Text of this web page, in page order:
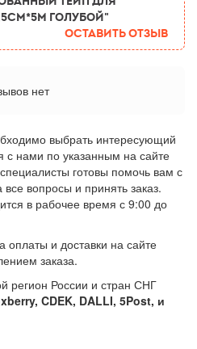
голубой"
Оставить отзыв
нет
выбрать интересующий
с нами по указанным на сайте
готовы помочь вам с
вопросы и принять заказ.
в рабочее время с 9:00 до
оплаты и доставки на сайте
заказа.
регион России и стран СНГ
CDEK, DALLI, 5Post, и